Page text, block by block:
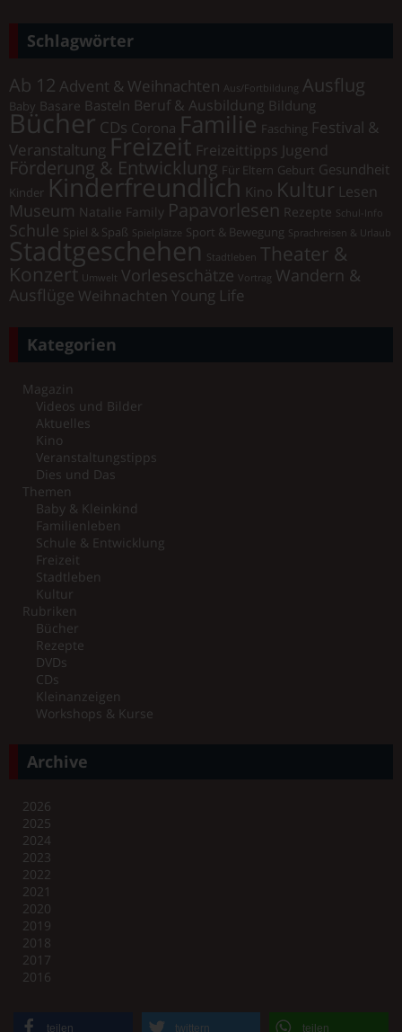
Schlagwörter
Ab 12 Advent & Weihnachten Aus/Fortbildung Ausflug
Baby Basare Basteln Beruf & Ausbildung Bildung
Bücher CDs Corona Familie Fasching Festival &
Veranstaltung Freizeit Freizeittipps Jugend
Förderung & Entwicklung Für Eltern Geburt Gesundheit
Kinder Kinderfreundlich Kino Kultur Lesen
Museum Natalie Family Papavorlesen Rezepte Schul-Info
Schule Spiel & Spaß Spielplätze Sport & Bewegung Sprachreisen & Urlaub
Stadtgeschehen Stadtleben Theater &
Konzert Umwelt Vorleseschätze Vortrag Wandern &
Ausflüge Weihnachten Young Life
Kategorien
Magazin
Videos und Bilder
Aktuelles
Kino
Veranstaltungstipps
Dies und Das
Themen
Baby & Kleinkind
Familienleben
Schule & Entwicklung
Freizeit
Stadtleben
Kultur
Rubriken
Bücher
Rezepte
DVDs
CDs
Kleinanzeigen
Workshops & Kurse
Archive
2026
2025
2024
2023
2022
2021
2020
2019
2018
2017
2016
teilen twittern teilen